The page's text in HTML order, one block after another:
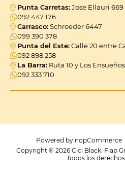
Punta Carretas:Jose Ellauri 669
092 447 176
Carrasco:Schroeder 6447
099 390 378
Punta del Este:Calle 20 entre
092 898 258
La Barra: Ruta 10 y Los Ensueños
092 333 710
Powered by nopCommerce
Copyright ® 2026 Cici Black. Flap
Todos los